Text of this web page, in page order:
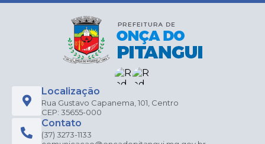
Localização
Rua Gustavo Capanema, 101, Centro
CEP: 35655-000
Contato
(37) 3273-1133